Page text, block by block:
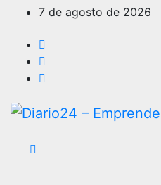
contenido
7 de agosto de 2026